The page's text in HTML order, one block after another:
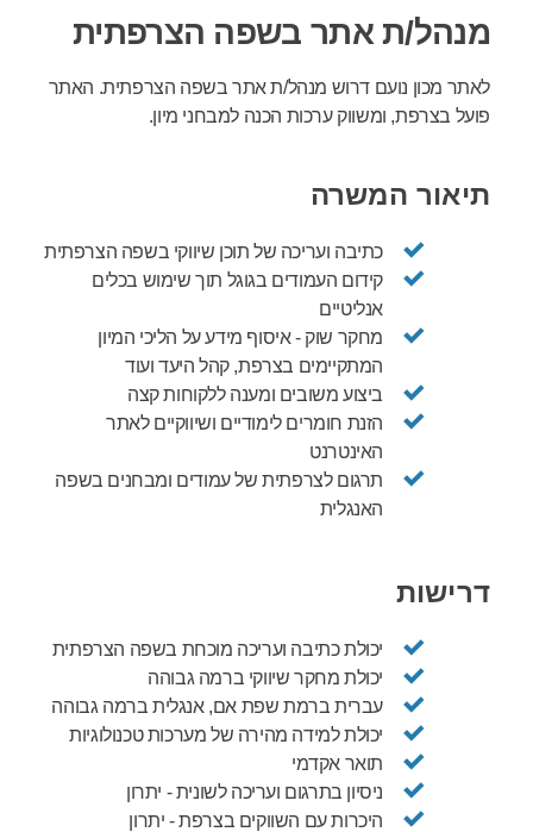
מנהל/ת אתר בשפה הצרפתית
לאתר מכון נועם דרוש מנהל/ת אתר בשפה הצרפתית. האתר
פועל בצרפת, ומשווק ערכות הכנה למבחני מיון.
תיאור המשרה
כתיבה ועריכה של תוכן שיווקי בשפה הצרפתית
קידום העמודים בגוגל תוך שימוש בכלים
אנליטיים
מחקר שוק - איסוף מידע על הליכי המיון
המתקיימים בצרפת, קהל היעד ועוד
ביצוע משובים ומענה ללקוחות קצה
הזנת חומרים לימודיים ושיווקיים לאתר
האינטרנט
תרגום לצרפתית של עמודים ומבחנים בשפה
האנגלית
דרישות
יכולת כתיבה ועריכה מוכחת בשפה הצרפתית
יכולת מחקר שיווקי ברמה גבוהה
עברית ברמת שפת אם, אנגלית ברמה גבוהה
יכולת למידה מהירה של מערכות טכנולוגיות
תואר אקדמי
ניסיון בתרגום ועריכה לשונית - יתרון
היכרות עם השווקים בצרפת - יתרון